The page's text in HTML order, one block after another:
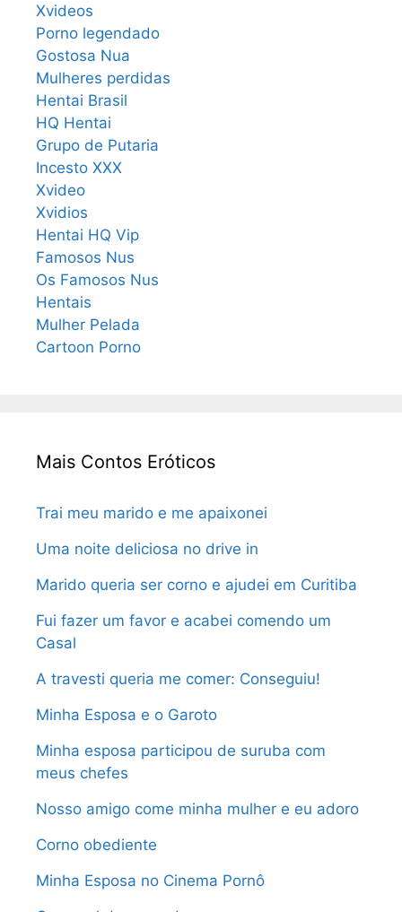
Xvideos
Porno legendado
Gostosa Nua
Mulheres perdidas
Hentai Brasil
HQ Hentai
Grupo de Putaria
Incesto XXX
Xvideo
Xvidios
Hentai HQ Vip
Famosos Nus
Os Famosos Nus
Hentais
Mulher Pelada
Cartoon Porno
Mais Contos Eróticos
Trai meu marido e me apaixonei
Uma noite deliciosa no drive in
Marido queria ser corno e ajudei em Curitiba
Fui fazer um favor e acabei comendo um
Casal
A travesti queria me comer: Conseguiu!
Minha Esposa e o Garoto
Minha esposa participou de suruba com
meus chefes
Nosso amigo come minha mulher e eu adoro
Corno obediente
Minha Esposa no Cinema Pornô